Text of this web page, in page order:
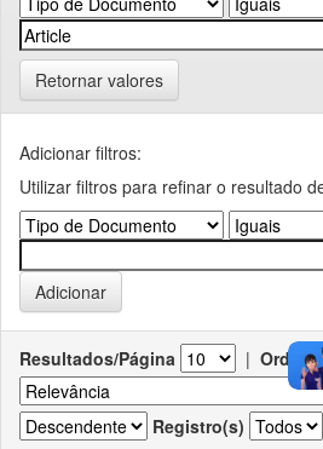
Retornar valores
Adicionar filtros:
Utilizar filtros para refinar o resultado
Resultados/Página |
Registro(s)